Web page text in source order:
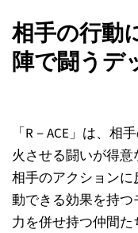
相手の行動
陣で闘うデ
「R－ACE」は、
火させる闘いが得意
相手のアクション
動できる効果を持
力を併せ持つ仲間た